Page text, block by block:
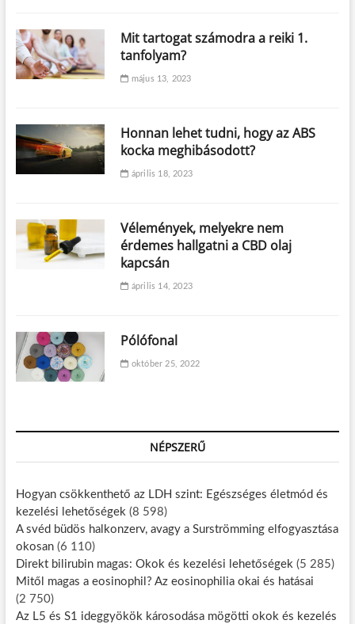
Mit tartogat számodra a reiki 1.
tanfolyam?
május 13, 2023
Honnan lehet tudni, hogy az ABS
kocka meghibásodott?
április 18, 2023
Vélemények, melyekre nem
érdemes hallgatni a CBD olaj
kapcsán
április 14, 2023
Pólófonal
október 25, 2022
NÉPSZERŰ
Hogyan csökkenthető az LDH szint: Egészséges életmód és
kezelési lehetőségek (8 598)
A svéd büdös halkonzerv, avagy a Surströmming elfogyasztása
okosan (6 110)
Direkt bilirubin magas: Okok és kezelési lehetőségek (5 285)
Mitől magas a eosinophil? Az eosinophilia okai és hatásai
(2 750)
Az L5 és S1 ideggyökök károsodása mögötti okok és kezelés